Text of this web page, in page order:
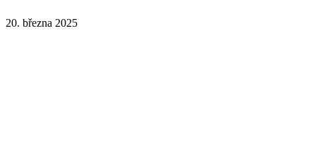
20. března 2025